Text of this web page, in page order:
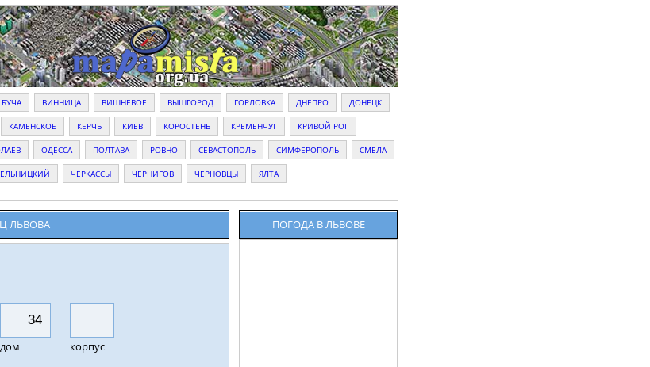
БУЧА ВИННИЦА ВИШНЕВОЕ ВЫШГОРОД ГОРЛОВКА ДНЕПРО ДОНЕЦК
КАМЕНСКОЕ КЕРЧЬ КИЕВ КОРОСТЕНЬ КРЕМЕНЧУГ КРИВОЙ РОГ
ОДЕССА ПОЛТАВА РОВНО СЕВАСТОПОЛЬ СИМФЕРОПОЛЬ СМЕЛА
ЧЕРКАССЫ ЧЕРНИГОВ ЧЕРНОВЦЫ ЯЛТА
ЛЬВОВА
дом корпус
ПОГОДА В ЛЬВОВЕ